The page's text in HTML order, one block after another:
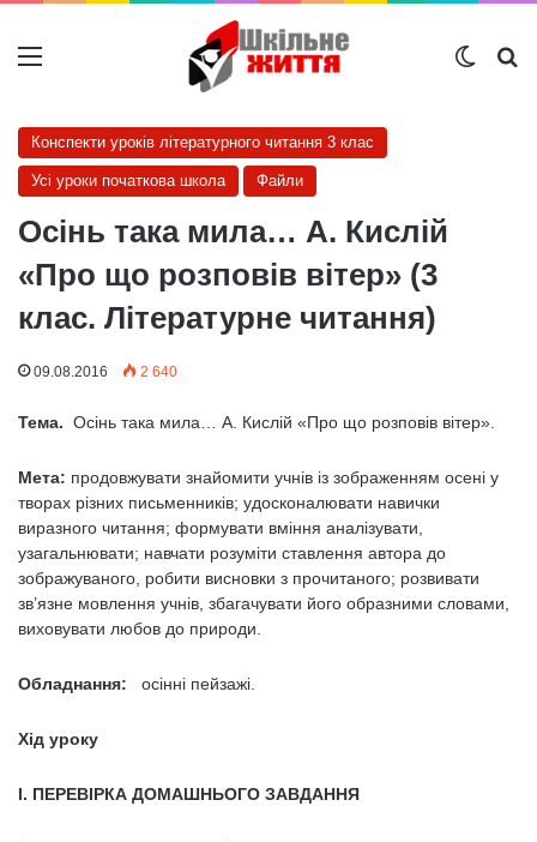
Меню
Конспекти уроків літературного читання 3 клас
Усі уроки початкова школа Файли
Осінь така мила… А. Кислій
«Про що розповів вітер» (3
клас. Літературне читання)
09.08.2016 2 640
Тема. Осінь така мила… А. Кислій «Про що розповів вітер».
Мета: продовжувати знайомити учнів із зображенням осені у
творах різних письменників; удосконалювати навички
виразного читання; формувати вміння аналізувати,
узагальнювати; навчати розуміти ставлення автора до
зображуваного, робити висновки з прочитаного; розвивати
зв’язне мовлення учнів, збагачувати його образними словами,
виховувати любов до природи.
Обладнання: осінні пейзажі.
Хід уроку
І. ПЕРЕВІРКА ДОМАШНЬОГО ЗАВДАННЯ